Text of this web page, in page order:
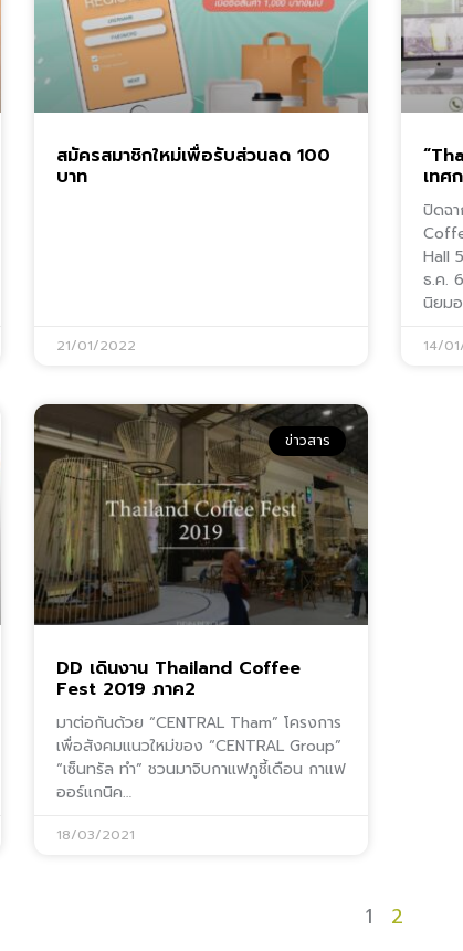
สมัครสมาชิกใหม่เพื่อรับส่วนลด 100
บาท
21/01/2022
เทศ
ปิดฉ
Hall
ธ.ค.
นิยม
14/
ข่าวสาร
DD เดินงาน Thailand Coffee
Fest 2019 ภาค2
มาต่อกันด้วย “CENTRAL Tham” โครงการ
เพื่อสังคมแนวใหม่ของ “CENTRAL Group”
“เซ็นทรัล ทำ” ชวนมาจิบกาแฟภูชี้เดือน กาแฟ
ออร์แกนิค…
18/03/2021
1 2